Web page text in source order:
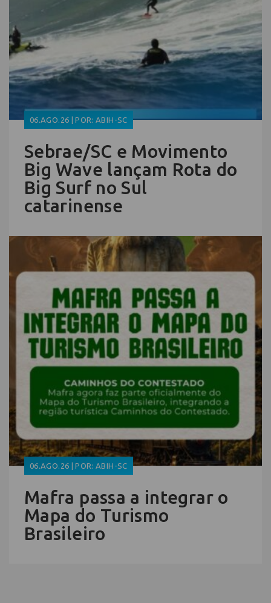
06.AGO.26 | POR: ABIH-SC
Sebrae/SC e Movimento
Big Wave lançam Rota do
Big Surf no Sul
catarinense
06.AGO.26 | POR: ABIH-SC
Mafra passa a integrar o
Mapa do Turismo
Brasileiro